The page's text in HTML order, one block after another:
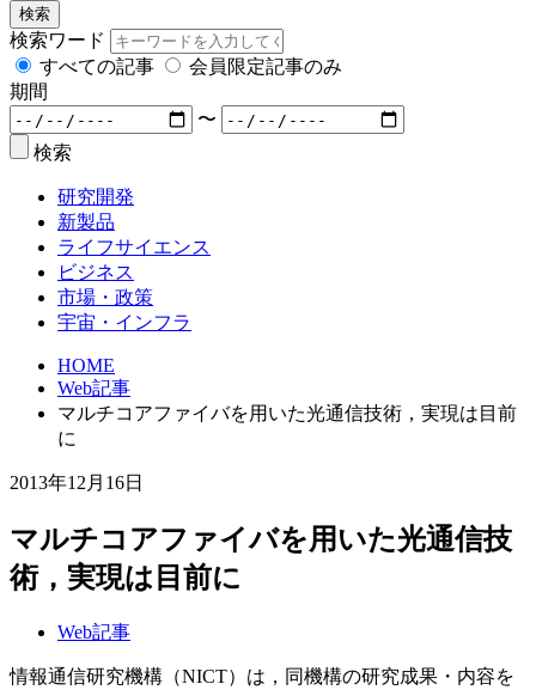
検索
検索ワード
すべての記事
会員限定記事のみ
期間
〜
検索
研究開発
新製品
ライフサイエンス
ビジネス
市場・政策
宇宙・インフラ
HOME
Web記事
マルチコアファイバを用いた光通信技術，実現は目前
に
2013年12月16日
マルチコアファイバを用いた光通信技
術，実現は目前に
Web記事
情報通信研究機構（NICT）は，同機構の研究成果・内容を